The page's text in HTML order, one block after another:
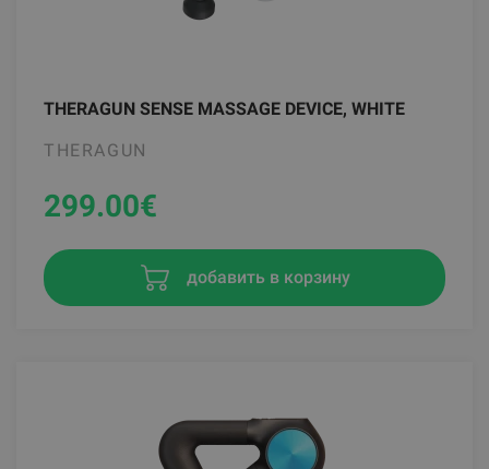
THERAGUN SENSE MASSAGE DEVICE, WHITE
THERAGUN
299.00€
добавить в корзину